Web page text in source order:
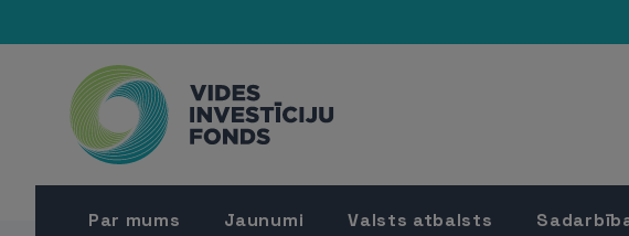
Par mums Jaunumi Valsts atbalsts